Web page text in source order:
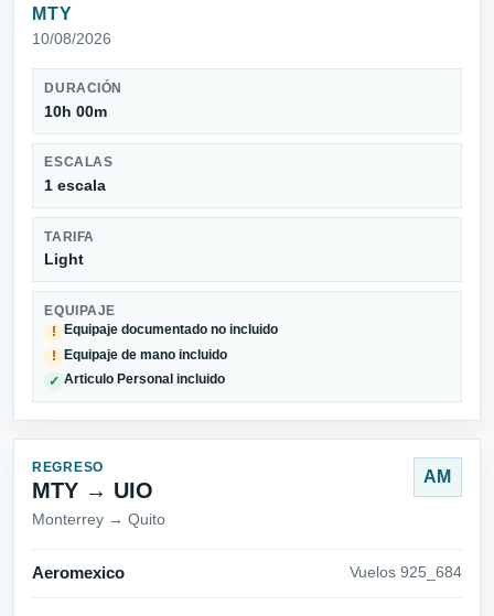
MTY
10/08/2026
DURACIÓN
10h 00m
ESCALAS
1 escala
TARIFA
Light
EQUIPAJE
!
Equipaje documentado no incluido
! Equipaje de mano incluido
✓ Articulo Personal incluido
REGRESO
MTY → UIO
Monterrey → Quito
AM
Aeromexico Vuelos 925_684